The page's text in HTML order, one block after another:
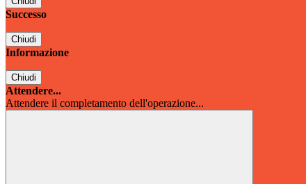
Successo
Chiudi
Informazione
Chiudi
Attendere...
Attendere il completamento dell'operazione...